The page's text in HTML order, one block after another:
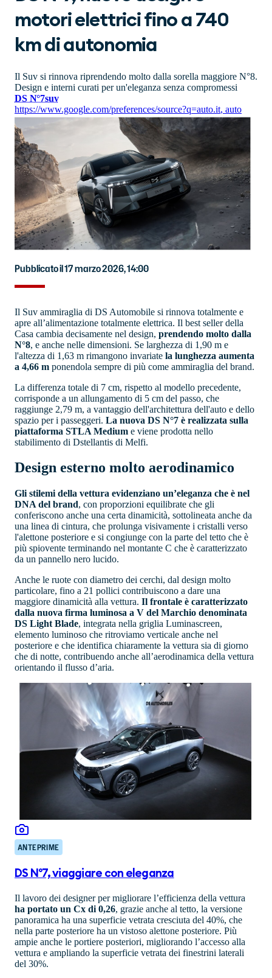
motori elettrici fino a 740
km di autonomia
Il Suv si rinnova riprendendo molto dalla sorella maggiore N°8.
Design e interni curati per un'eleganza senza compromessi
DS N°7suv
https://www.google.com/preferences/source?q=auto.it, auto
Pubblicato il 17 marzo 2026, 14:00
Il Suv ammiraglia di DS Automobile si rinnova totalmente e
apre all’alimentazione totalmente elettrica. Il best seller della
Casa cambia decisamente nel design, prendendo molto dalla
N°8, e anche nelle dimensioni. Se larghezza di 1,90 m e
l'altezza di 1,63 m rimangono invariate la lunghezza aumenta
a 4,66 m ponendola sempre di più come ammiraglia del brand.
La differenza totale di 7 cm, rispetto al modello precedente,
corrisponde a un allungamento di 5 cm del passo, che
raggiunge 2,79 m, a vantaggio dell'architettura dell'auto e dello
spazio per i passeggeri. La nuova DS N°7 è realizzata sulla
piattaforma STLA Medium e viene prodotta nello
stabilimento di Dstellantis di Melfi.
Design esterno molto aerodinamico
Gli stilemi della vettura evidenziano un’eleganza che è nel
DNA del brand, con proporzioni equilibrate che gli
conferiscono anche una certa dinamicità, sottolineata anche da
una linea di cintura, che prolunga visivamente i cristalli verso
l'alettone posteriore e si congiunge con la parte del tetto che è
più spiovente terminando nel montante C che è caratterizzato
da un pannello nero lucido.
Anche le ruote con diametro dei cerchi, dal design molto
particolare, fino a 21 pollici contribuiscono a dare una
maggiore dinamicità alla vettura. Il frontale è caratterizzato
dalla nuova firma luminosa a V del Marchio denominata
DS Light Blade, integrata nella griglia Luminascreen,
elemento luminoso che ritroviamo verticale anche nel
posteriore e che identifica chiaramente la vettura sia di giorno
che di notte, contribuendo anche all’aerodinamica della vettura
orientando il flusso d’aria.
ANTEPRIME
DS N°7, viaggiare con eleganza
Il lavoro dei designer per migliorare l’efficienza della vettura
ha portato un Cx di 0,26, grazie anche al tetto, la versione
panoramica ha una superficie vetrata cresciuta del 40%, che
nella parte posteriore ha un vistoso alettone posteriore. Più
ampie anche le portiere posteriori, migliorando l’accesso alla
vettura e ampliando la superficie vetrata dei finestrini laterali
del 30%.